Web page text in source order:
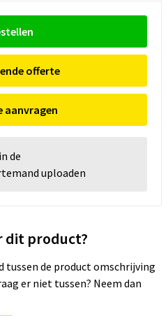
offerte
aanvragen
de
uploaden
dit product?
de product omschrijving
er niet tussen? Neem dan